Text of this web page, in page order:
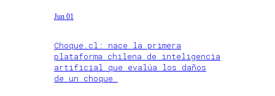
Jun 01
Choque.cl: nace la primera
plataforma chilena de inteligencia
artificial que evalúa los daños
de un choque